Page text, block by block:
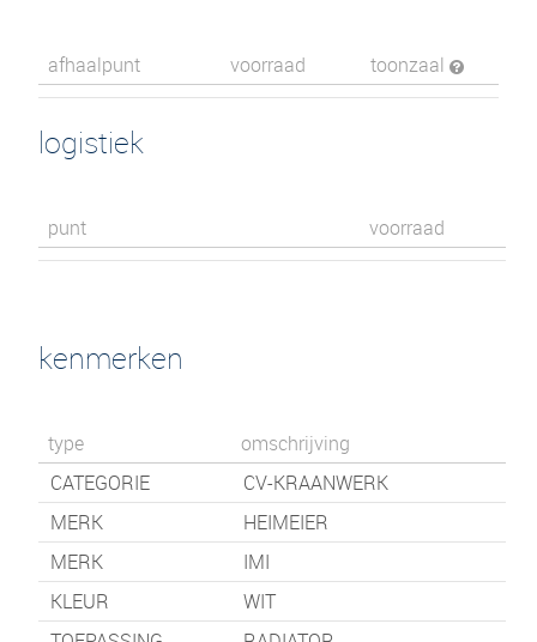
afhaalpunt voorraad toonzaal
logistiek
punt voorraad
kenmerken
type
omschrijving
CATEGORIE
CV-KRAANWERK
MERK
HEIMEIER
MERK
IMI
KLEUR
WIT